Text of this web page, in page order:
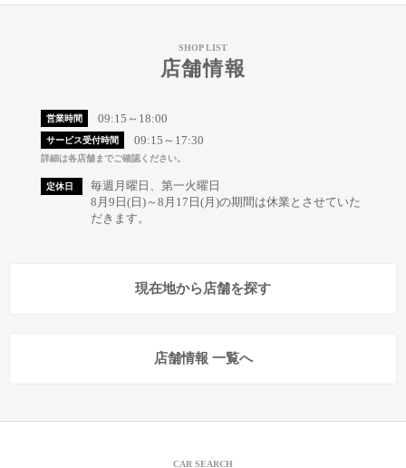
SHOP LIST
店舗情報
営業時間 09:15～18:00
サービス受付時間 09:15～17:30
詳細は各店舗までご確認ください。
定休日
毎週月曜日、第一火曜日
8月9日(日)～8月17日(月)の期間は休業とさせていた
だきます。
現在地から店舗を探す
店舗情報 一覧へ
CAR SEARCH